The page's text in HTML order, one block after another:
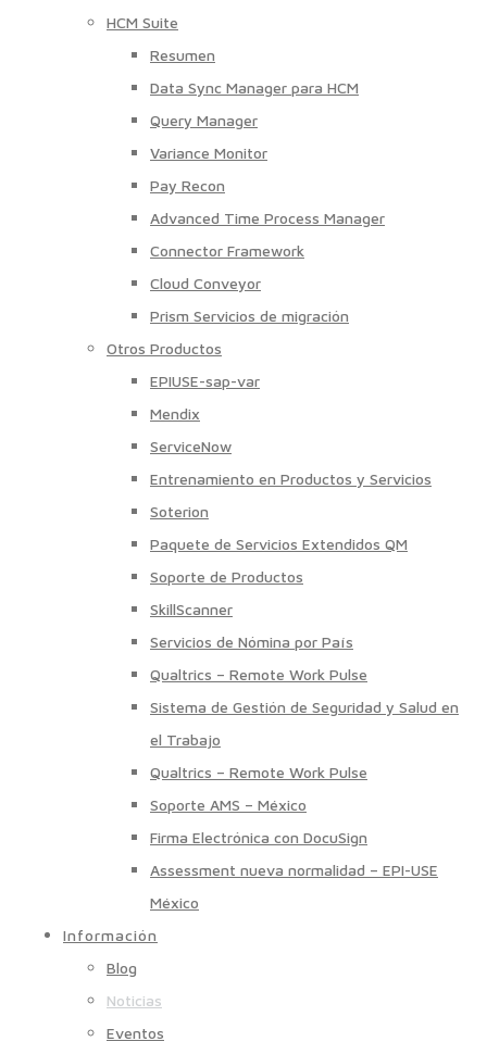
HCM Suite
Resumen
Data Sync Manager para HCM
Query Manager
Variance Monitor
Pay Recon
Advanced Time Process Manager
Connector Framework
Cloud Conveyor
Prism Servicios de migración
Otros Productos
EPIUSE-sap-var
Mendix
ServiceNow
Entrenamiento en Productos y Servicios
Soterion
Paquete de Servicios Extendidos QM
Soporte de Productos
SkillScanner
Servicios de Nómina por País
Qualtrics – Remote Work Pulse
Sistema de Gestión de Seguridad y Salud en
el Trabajo
Qualtrics – Remote Work Pulse
Soporte AMS – México
Firma Electrónica con DocuSign
Assessment nueva normalidad – EPI-USE
México
Información
Blog
Noticias
Eventos